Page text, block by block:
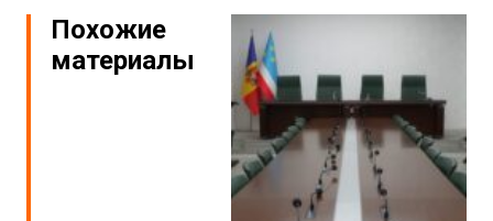
Похожие
материалы